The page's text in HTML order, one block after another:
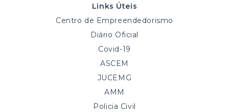
Links Úteis
Centro de Empreendedorismo
Diário Oficial
Covid-19
ASCEM
JUCEMG
AMM
Policia Civil